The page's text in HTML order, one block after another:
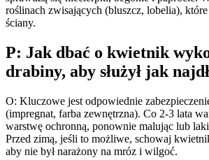
roślinach zwisających (bluszcz, lobelia),
ściany.
P: Jak dbać o kwietnik
drabiny, aby służył jak
O: Kluczowe jest odpowiednie
(impregnat, farba zewnętrzna). Co 2-3 lata
warstwę ochronną, ponownie malując lub
Przed zimą, jeśli to możliwe, schowaj
aby nie był narażony na mróz i wilgoć.